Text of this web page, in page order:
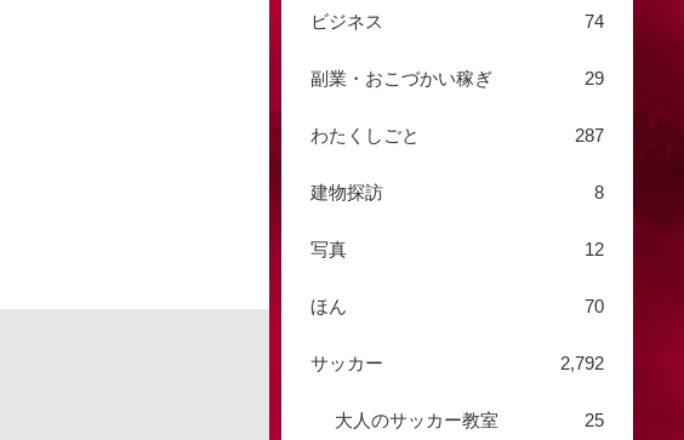
ビジネス 74
副業・おこづかい稼ぎ 29
わたくしごと 287
建物探訪 8
写真 12
ほん 70
サッカー 2,792
大人のサッカー教室 25